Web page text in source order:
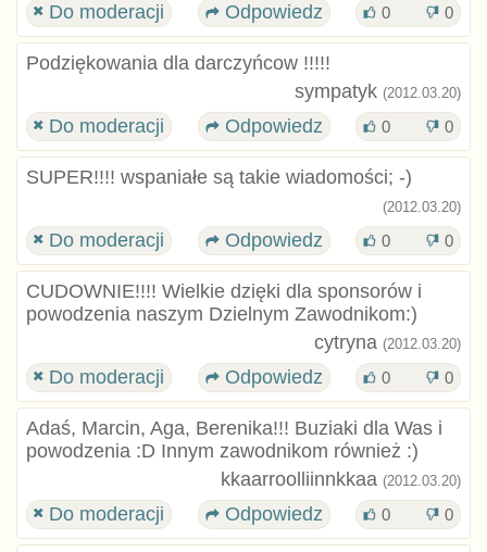
Do moderacji Odpowiedz 0 0
Podziękowania dla darczyńcow !!!!!
sympatyk (2012.03.20)
Do moderacji Odpowiedz 0 0
SUPER!!!! wspaniałe są takie wiadomości; -)
(2012.03.20)
Do moderacji Odpowiedz 0 0
CUDOWNIE!!!! Wielkie dzięki dla sponsorów i
powodzenia naszym Dzielnym Zawodnikom:)
cytryna (2012.03.20)
Do moderacji Odpowiedz 0 0
Adaś, Marcin, Aga, Berenika!!! Buziaki dla Was i
powodzenia :D Innym zawodnikom również :)
kkaarroolliinnkkaa (2012.03.20)
Do moderacji Odpowiedz 0 0